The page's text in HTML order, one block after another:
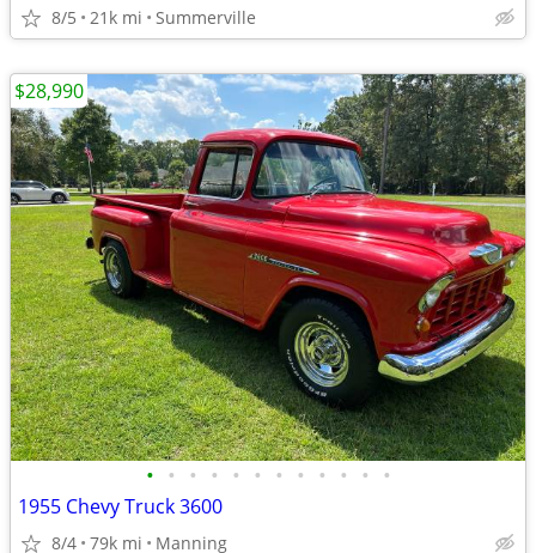
8/5 21k mi Summerville
• • • • • • • • • • • •
1955 Chevy Truck 3600
8/4 79k mi Manning
$28,990